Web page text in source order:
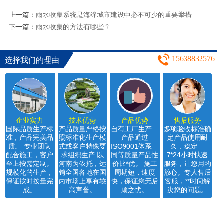
上一篇： 雨水收集系统是海绵城市建设中必不可少的重要举措
下一篇： 雨水收集的方法有哪些？
选择我们的理由 15638832576
企业实力
国际品质生产标
准，产品完美品
质。 专业团队
配合施工，客户
至上按需定制。
规模化的生产，
保证按时按量完
成。
技术优势
产品质量严格按
照标准化生产模
式或客户特殊要
求组织生产 以
河南为依托，远
销全国各地在国
内市场上享有较
高声誉。
产品优势
自有工厂生产，
产品通过
ISO9001体系，
同等质量产品性
价比*优。 施工
周期短，速度
快，保证您无后
顾之忧。
售后服务
多项验收标准确
定产品使用耐
久，稳定；
7*24小时快速
服务，让您用的
放心。专人售后
客服，**时间解
决您的问题。